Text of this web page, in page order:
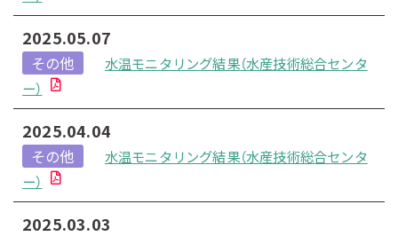
2025.05.07
その他
水温モニタリング結果（水産技術総合センタ
ー）
2025.04.04
その他
水温モニタリング結果（水産技術総合センタ
ー）
2025.03.03